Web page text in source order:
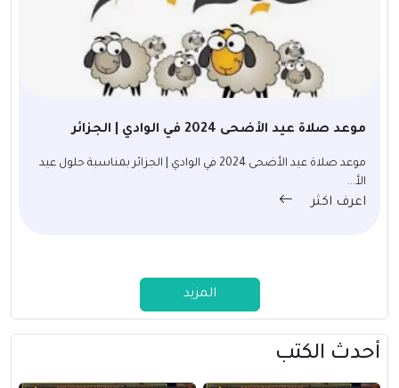
موعد صلاة عيد الأضحى 2024 في الوادي | الجزائر
موعد صلاة عيد الأضحى 2024 في الوادي | الجزائر بمناسبة حلول عيد
الأ...
اعرف اكثر
المزيد
أحدث الكتب